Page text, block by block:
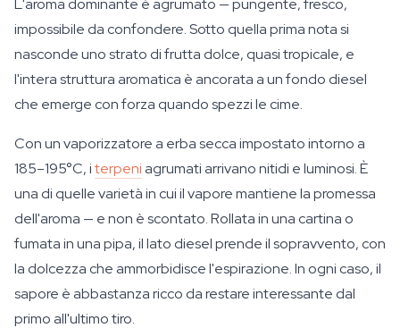
L'aroma dominante è agrumato — pungente, fresco,
impossibile da confondere. Sotto quella prima nota si
nasconde uno strato di frutta dolce, quasi tropicale, e
l'intera struttura aromatica è ancorata a un fondo diesel
che emerge con forza quando spezzi le cime.
Con un vaporizzatore a erba secca impostato intorno a
185–195°C, iterpeniagrumati arrivano nitidi e luminosi. È
una di quelle varietà in cui il vapore mantiene la promessa
dell'aroma — e non è scontato. Rollata in una cartina o
fumata in una pipa, il lato diesel prende il sopravvento, con
la dolcezza che ammorbidisce l'espirazione. In ogni caso, il
sapore è abbastanza ricco da restare interessante dal
primo all'ultimo tiro.